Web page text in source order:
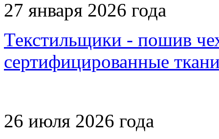
27 января 2026 года
Текстильщики - пошив
сертифицированные
26 июля 2026 года